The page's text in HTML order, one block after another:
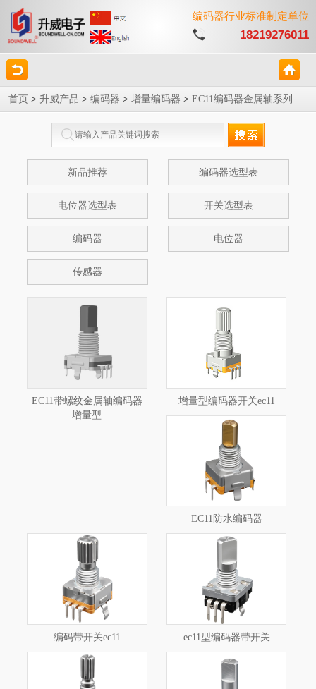
编码器行业标准制定单位
18219276011
首页 > 升威产品 > 编码器 > 增量编码器 > EC11编码器金属轴系列
新品推荐 编码器选型表
电位器选型表 开关选型表
编码器 电位器
传感器
EC11带螺纹金属轴编码器
增量型
增量型编码器开关ec11
EC11防水编码器
编码带开关ec11 ec11型编码器带开关